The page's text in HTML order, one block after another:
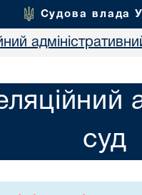
Судова влада
суд